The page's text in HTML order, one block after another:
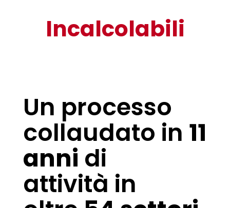
Incalcolabili
Un processo
collaudato in 11
anni di
attività in